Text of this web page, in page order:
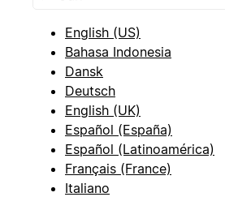
English (US)
Bahasa Indonesia
Dansk
Deutsch
English (UK)
Español (España)
Español (Latinoamérica)
Français (France)
Italiano